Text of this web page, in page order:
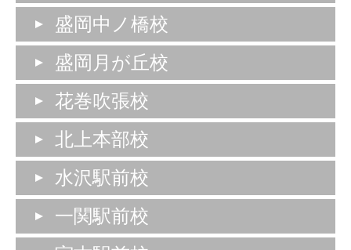
盛岡中ノ橋校
盛岡月が丘校
花巻吹張校
北上本部校
水沢駅前校
一関駅前校